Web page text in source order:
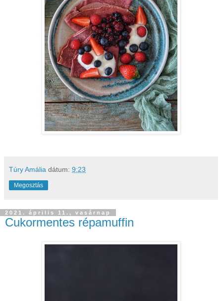
Túry Amália dátum: 9:23
Megosztás
2021. április 11., vasárnap
Cukormentes répamuffin